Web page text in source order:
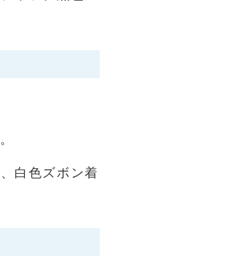
白色ズボン着